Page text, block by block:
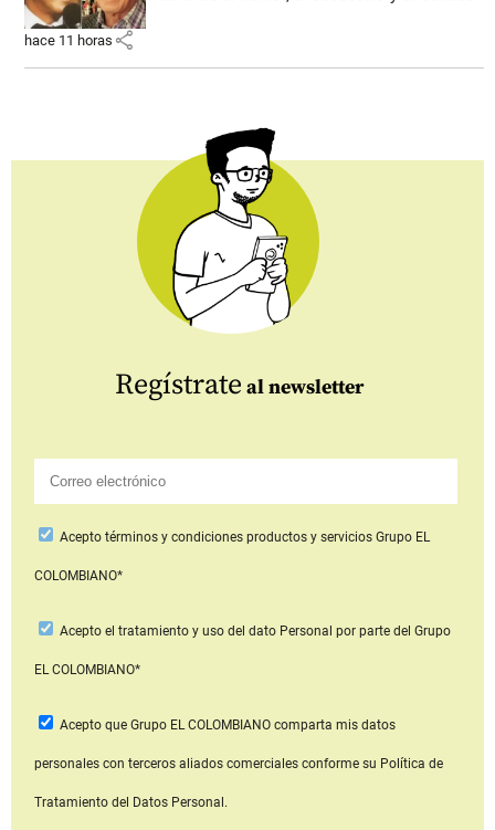
hace 11 horas share
Regístrate al newsletter
Aceptotérminos y condiciones productos y serviciosGrupo EL
COLOMBIANO*
Acepto el tratamiento y uso del dato Personal por parte del Grupo
EL COLOMBIANO*
Acepto que Grupo EL COLOMBIANOcomparta mis datos
personales con terceros aliados comerciales conforme su Política de
Tratamiento del Datos Personal.